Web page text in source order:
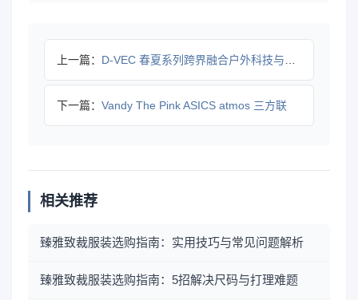
上一篇： D-VEC 春夏系列跨界融合户外科技与都市穿搭
下一篇： Vandy The Pink ASICS atmos 三方联
相关推荐
臻雅致裁服装选购指南：实用技巧与常见问题解析
臻雅致裁服装选购指南：5招解决尺码与打理难题